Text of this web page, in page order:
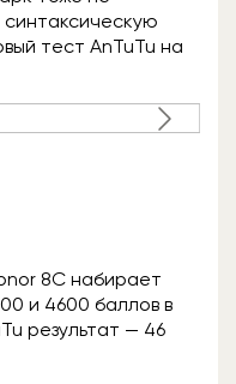
синтаксическую
тест AnTuTu на
8C набирает
и 4600 баллов в
результат — 46